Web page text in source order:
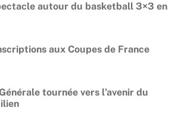
autour du basketball 3×3 en
aux Coupes de France
tournée vers l’avenir du